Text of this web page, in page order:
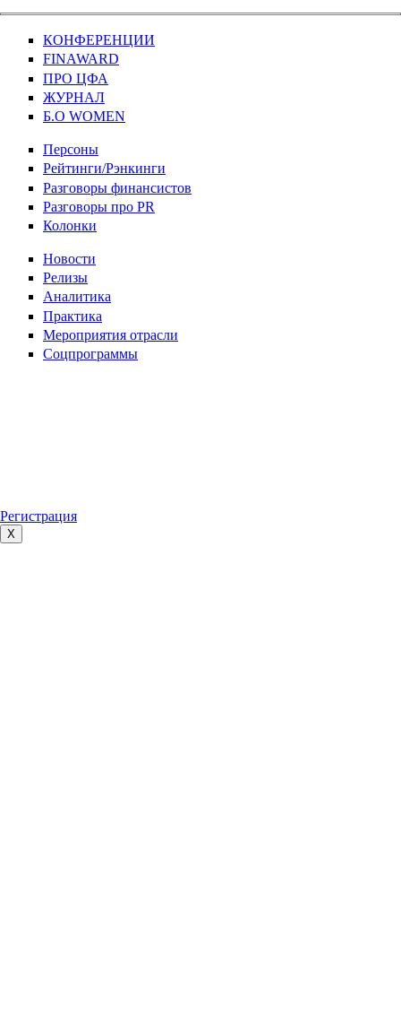
КОНФЕРЕНЦИИ
FINAWARD
ПРО ЦФА
ЖУРНАЛ
Б.О WOMEN
Персоны
Рейтинги/Рэнкинги
Разговоры финансистов
Разговоры про PR
Колонки
Новости
Релизы
Аналитика
Практика
Мероприятия отрасли
Соцпрограммы
Регистрация
X